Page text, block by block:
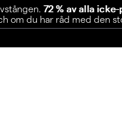
72 % av alla
om du har råd med den